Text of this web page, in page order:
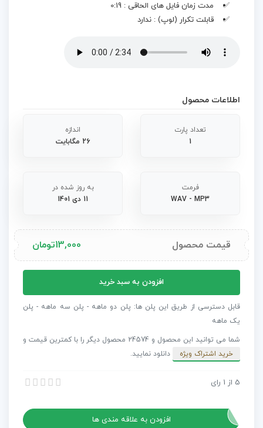
مدت زمان فایل های الحاقی : 0:19
قابلت تکرار (لوپ) : ندارد
اطلاعات محصول
تعداد پارت
1
اندازه
26 مگابایت
فرمت
WAV - MP3
به روز شده در
11 دی 1401
قیمت محصول 13,000تومان
تیزر
با
تکنولوژی
Digital
Upbeat
عدد
افزودن به سبد خرید
قابل دسترسی از طریق این پلن ها: پلن دو ماهه - پلن سه ماهه - پلن
یک ماهه
شما می توانید این محصول و 24574 محصول دیگر را با کمترین قیمت و
خرید اشتراک ویژه
دانلود نمایید.
آهنگ مخصوص تیزر با تم تکنولوژی Digital Technology Upbeat Modern
5 از 1 رای
افزودن به علاقه مندی ها